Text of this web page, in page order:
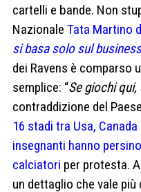
cartelli e bande. Non
Nazionale Tata Martino
si basa solo sul
dei Ravens è comparso
semplice: “Se giochi qui,
contraddizione del
16 stadi tra Usa,
insegnanti hanno
calciatori per protesta.
un dettaglio che vale